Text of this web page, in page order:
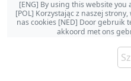
[ENG] By using this website
[POL] Korzystając z naszej
nas cookies [NED] Door gebruik
akkoord met ons